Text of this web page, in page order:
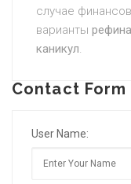
случае
варианты
каникул.
Contact Form
User Name: